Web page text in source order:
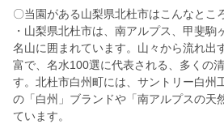
〇当園がある山梨県北杜市はこんなとこ
・山梨県北杜市は、南アルプス、甲斐駒
名山に囲まれています。山々から流れ出
富で、名水100選に代表される、多くの
す。北杜市白州町には、サントリー白州
の「白州」ブランドや「南アルプスの天
ています。